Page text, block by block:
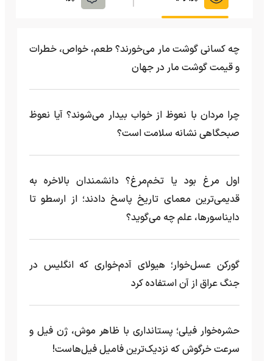
چه کسانی گوشت مار می‌خورند؟ طعم، خواص، خطرات
و قیمت گوشت مار در جهان
چرا مردان با نعوظ از خواب بیدار می‌شوند؟ آیا نعوظ
صبحگاهی نشانه سلامت است؟
اول مرغ بود یا تخم‌مرغ؟ دانشمندان بالاخره به
قدیمی‌ترین معمای تاریخ پاسخ دادند؛ از ارسطو تا
دایناسورها، علم چه می‌گوید؟
گورکن عسل‌خوار؛ هیولای آدم‌خواری که انگلیس در
جنگ عراق از آن استفاده کرد
حشره‌خوار فیلی؛ پستانداری با ظاهر موش، ژن فیل و
سرعت خرگوش که نزدیک‌ترین فامیل فیل‌هاست!